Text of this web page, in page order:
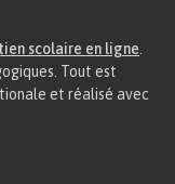
scolaire en ligne
Tout est
et réalisé avec